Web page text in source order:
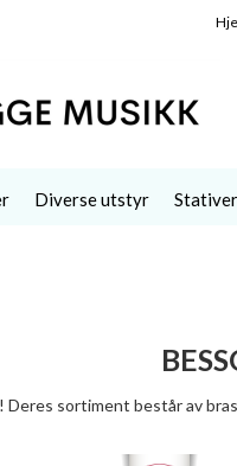
Diverse utstyr Stativer
sortiment består av